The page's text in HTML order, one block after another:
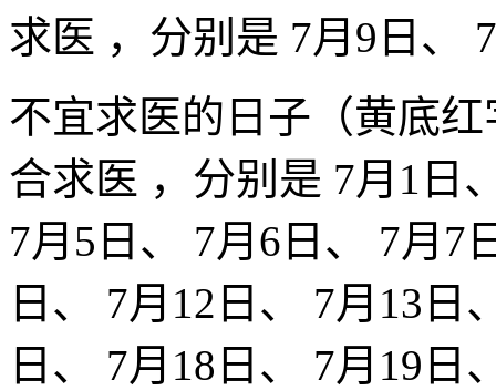
求医 ，分别是 7月9日、
不宜求医的日子（黄底红
合求医 ，分别是 7月1日
7月5日、 7月6日、 7月7
日、 7月12日、 7月13日
日、 7月18日、 7月19日